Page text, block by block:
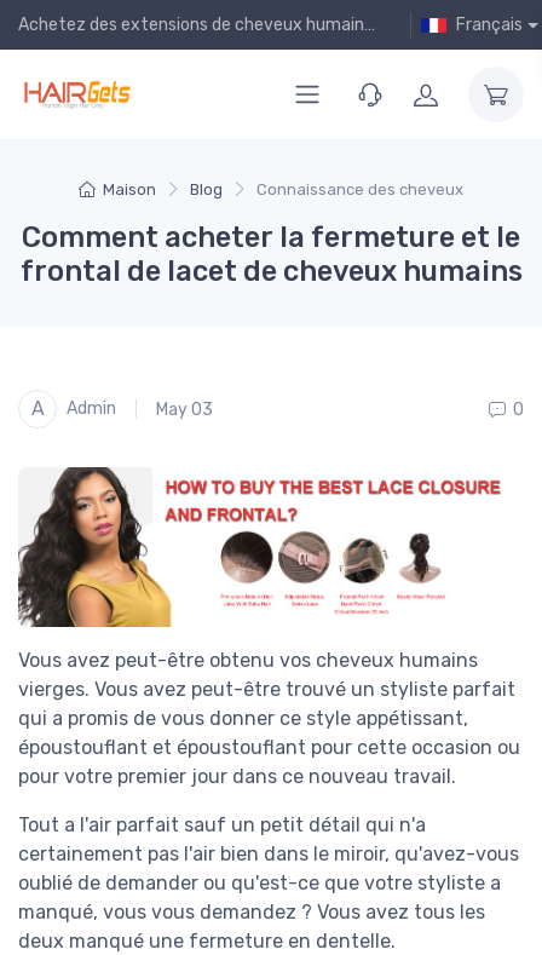
Achetez des extensions de cheveux humains bon marché en ligne ! Français
Maison Blog Connaissance des cheveux
Comment acheter la fermeture et le
frontal de lacet de cheveux humains
A Admin May 03 0
Vous avez peut-être obtenu vos cheveux humains
vierges. Vous avez peut-être trouvé un styliste parfait
qui a promis de vous donner ce style appétissant,
époustouflant et époustouflant pour cette occasion ou
pour votre premier jour dans ce nouveau travail.
Tout a l'air parfait sauf un petit détail qui n'a
certainement pas l'air bien dans le miroir, qu'avez-vous
oublié de demander ou qu'est-ce que votre styliste a
manqué, vous vous demandez ? Vous avez tous les
deux manqué une fermeture en dentelle.